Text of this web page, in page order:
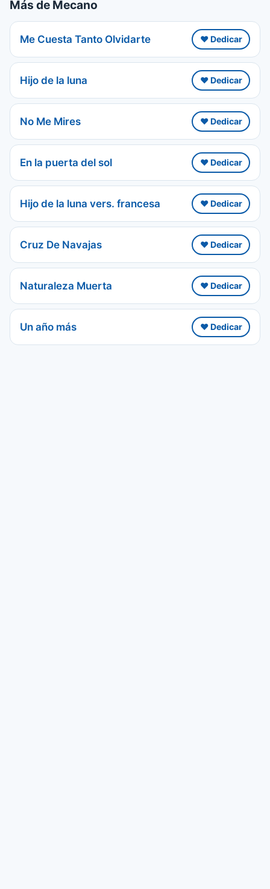
Más de Mecano
Me Cuesta Tanto Olvidarte ❤️ Dedicar
Hijo de la luna ❤️ Dedicar
No Me Mires ❤️ Dedicar
En la puerta del sol ❤️ Dedicar
Hijo de la luna vers. francesa ❤️ Dedicar
Cruz De Navajas ❤️ Dedicar
Naturaleza Muerta ❤️ Dedicar
Un año más ❤️ Dedicar